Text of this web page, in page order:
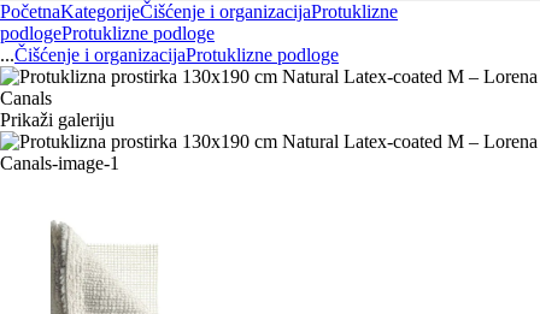
PočetnaKategorijeČišćenje i organizacijaProtuklizne
podlogeProtuklizne podloge
...Čišćenje i organizacijaProtuklizne podloge
Prikaži galeriju